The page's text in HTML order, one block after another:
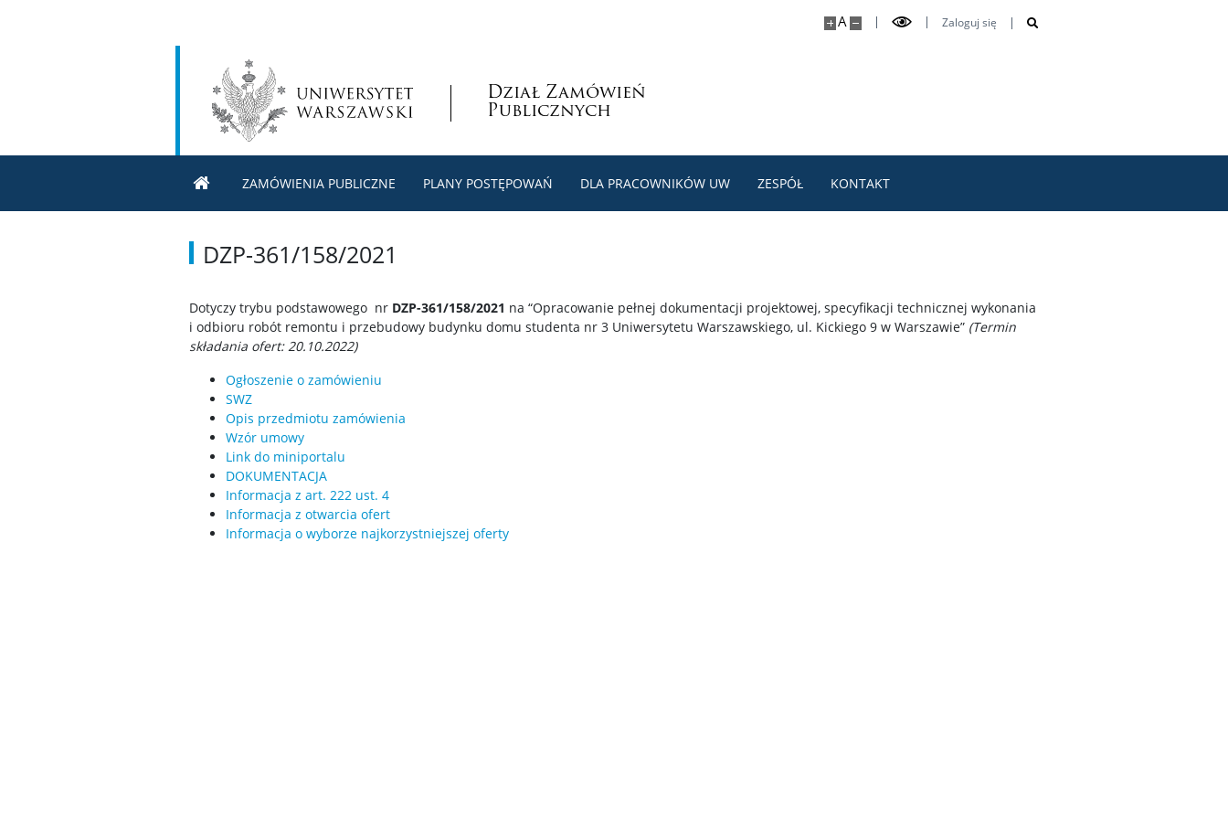
A Zaloguj się
Dział Zamówień
Publicznych
ZAMÓWIENIA PUBLICZNE PLANY POSTĘPOWAŃ DLA PRACOWNIKÓW UW ZESPÓŁ KONTAKT
DZP-361/158/2021
Dotyczy trybu podstawowego nr DZP-361/158/2021 na “Opracowanie pełnej dokumentacji projektowej, specyfikacji technicznej wykonania
i odbioru robót remontu i przebudowy budynku domu studenta nr 3 Uniwersytetu Warszawskiego, ul. Kickiego 9 w Warszawie” (Termin
składania ofert: 20.10.2022)
Ogłoszenie o zamówieniu
SWZ
Opis przedmiotu zamówienia
Wzór umowy
Link do miniportalu
DOKUMENTACJA
Informacja z art. 222 ust. 4
Informacja z otwarcia ofert
Informacja o wyborze najkorzystniejszej oferty